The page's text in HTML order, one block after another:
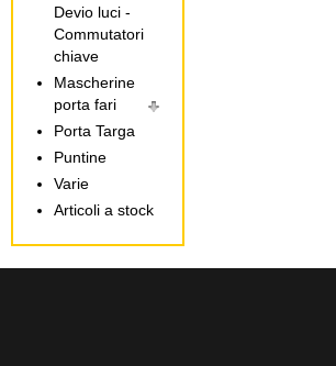
Devio luci -
Commutatori
chiave
Mascherine
porta fari
Porta Targa
Puntine
Varie
Articoli a stock